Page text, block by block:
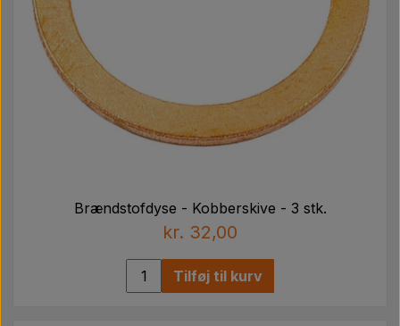
Brændstofdyse - Kobberskive - 3 stk.
kr. 32,00
Tilføj til kurv